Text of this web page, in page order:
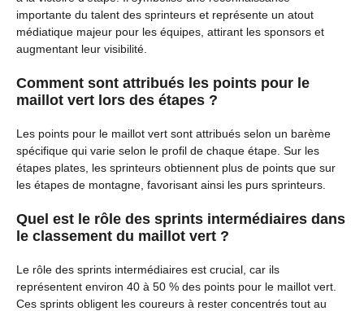
importante du talent des sprinteurs et représente un atout
médiatique majeur pour les équipes, attirant les sponsors et
augmentant leur visibilité.
Comment sont attribués les points pour le
maillot vert lors des étapes ?
Les points pour le maillot vert sont attribués selon un barème
spécifique qui varie selon le profil de chaque étape. Sur les
étapes plates, les sprinteurs obtiennent plus de points que sur
les étapes de montagne, favorisant ainsi les purs sprinteurs.
Quel est le rôle des sprints intermédiaires dans
le classement du maillot vert ?
Le rôle des sprints intermédiaires est crucial, car ils
représentent environ 40 à 50 % des points pour le maillot vert.
Ces sprints obligent les coureurs à rester concentrés tout au